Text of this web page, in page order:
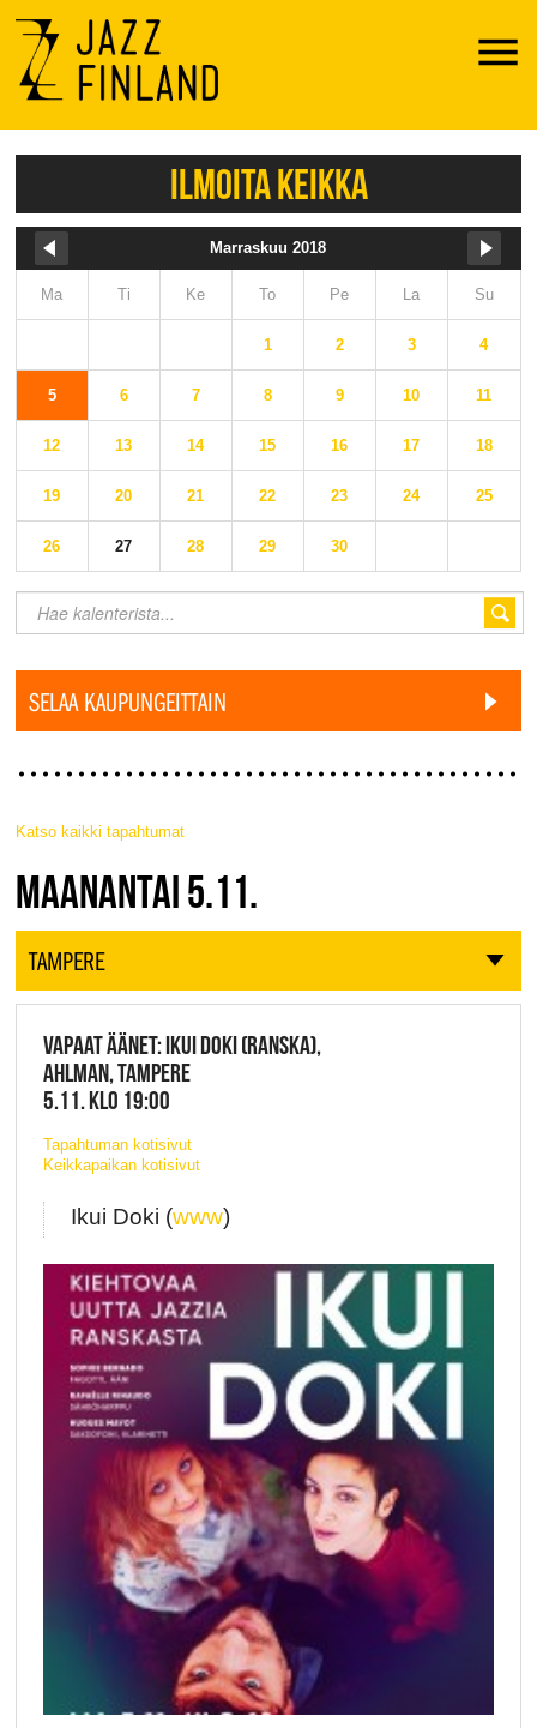
Menu
ILMOITA KEIKKA
Marraskuu 2018
Ma Ti Ke To Pe La Su
1 2 3 4
5 6 7 8 9 10 11
12 13 14 15 16 17 18
19 20 21 22 23 24 25
26 27 28 29 30
SELAA KAUPUNGEITTAIN
Katso kaikki tapahtumat
JAZZ FINLAND LIVE
MAANANTAI 5.11.
TAMPERE
VAPAAT ÄÄNET: IKUI DOKI (RANSKA),
AHLMAN, TAMPERE
5.11. KLO 19:00
Tapahtuman kotisivut
Keikkapaikan kotisivut
Ikui Doki (www)